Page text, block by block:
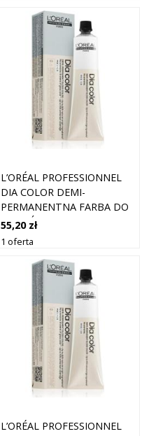
L’ORÉAL PROFESSIONNEL
DIA COLOR DEMI-
PERMANENTNA FARBA DO
WŁOSÓW BEZ AMONIAKU
ODCIEŃ 8.31 LIGHT ASHY
55,20 zł
1 oferta
L’ORÉAL PROFESSIONNEL